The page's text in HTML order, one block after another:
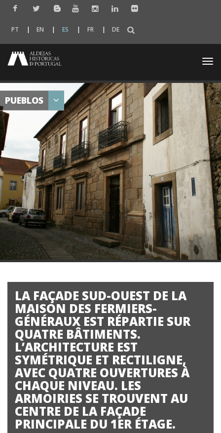
PT EN ES FR DE
PUEBLOS
LA FAÇADE SUD-OUEST DE LA
MAISON DES FERMIERS-
GÉNÉRAUX EST RÉPARTIE SUR
QUATRE BÂTIMENTS.
L’ARCHITECTURE EST
SYMÉTRIQUE ET RECTILIGNE,
AVEC QUATRE OUVERTURES À
CHAQUE NIVEAU. LES
ARMOIRIES SE TROUVENT AU
CENTRE DE LA FAÇADE
PRINCIPALE DU 1ER ÉTAGE.